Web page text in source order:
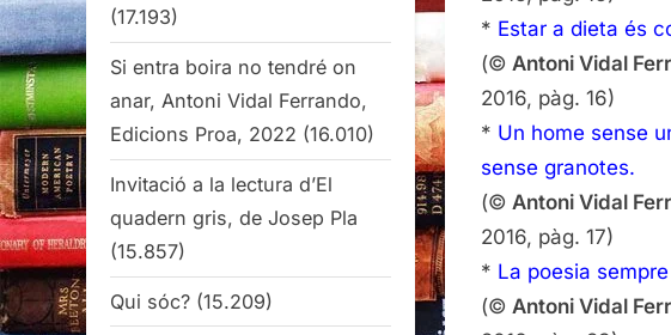
* Estar a dieta és
(© Antoni Vidal
2016, pàg. 16)
* Un home sense
sense granotes.
(© Antoni Vidal
2016, pàg. 17)
* La poesia
(© Antoni Vidal
(17.193)
Si entra boira no tendré on
anar, Antoni Vidal Ferrando,
Edicions Proa, 2022 (16.010)
Invitació a la lectura d’El
quadern gris, de Josep Pla
(15.857)
Qui sóc? (15.209)